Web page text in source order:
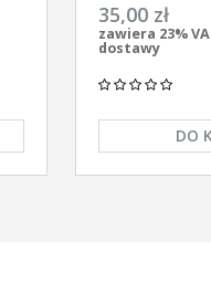
35,00 zł
zawiera 23%
dostawy
DO